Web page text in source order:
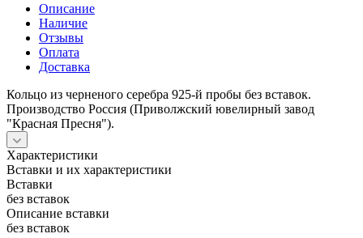
Описание
Наличие
Отзывы
Оплата
Доставка
Кольцо из черненого серебра 925-й пробы без вставок.
Производство Россия (Приволжский ювелирный завод
"Красная Пресня").
Характеристики
Вставки и их характеристики
Вставки
без вставок
Описание вставки
без вставок